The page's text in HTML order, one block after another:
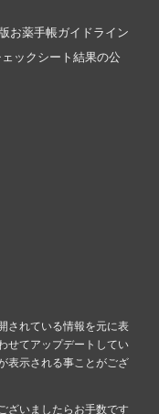
お薬手帳ガイドライン
ックシート結果の公
されている情報を元に表
せてアップデートしてい
表示される事ことがござ
ざいましたらお手数です